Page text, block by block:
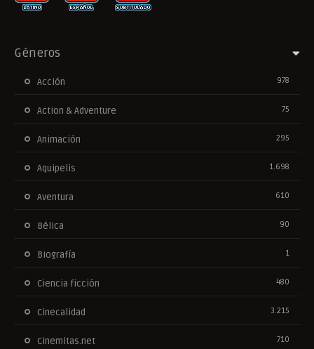
Géneros
Acción 978
Action & Adventure 75
Animación 295
Aquipelis 1.698
Aventura 610
Bélica 90
Biografía 1
Ciencia ficción 480
Cinecalidad 3.215
Cinemitas.net 710